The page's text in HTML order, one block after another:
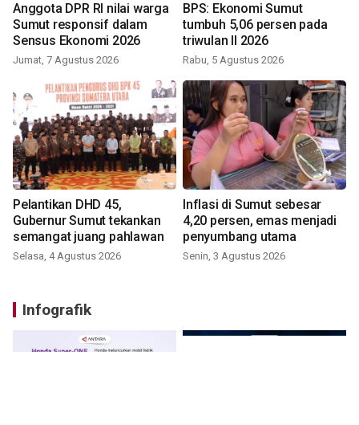
Anggota DPR RI nilai warga
Sumut responsif dalam
Sensus Ekonomi 2026
Jumat, 7 Agustus 2026
BPS: Ekonomi Sumut
tumbuh 5,06 persen pada
triwulan II 2026
Rabu, 5 Agustus 2026
Pelantikan DHD 45,
Gubernur Sumut tekankan
semangat juang pahlawan
Selasa, 4 Agustus 2026
Inflasi di Sumut sebesar
4,20 persen, emas menjadi
penyumbang utama
Senin, 3 Agustus 2026
Infografik